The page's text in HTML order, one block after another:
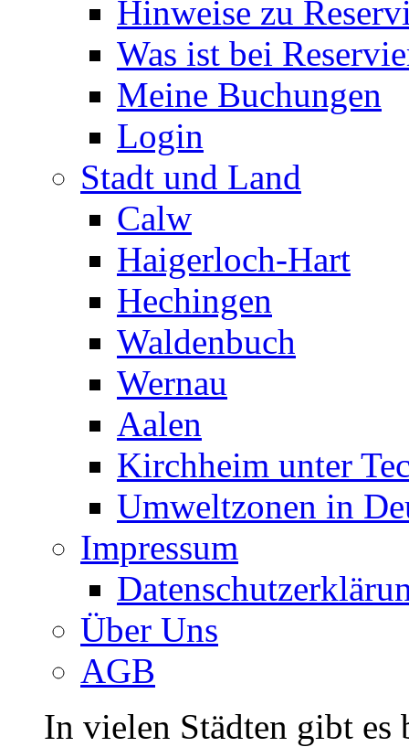
Hinweise zu
Was ist bei
Meine Buchungen
Login
Stadt und Land
Calw
Haigerloch-Hart
Hechingen
Waldenbuch
Wernau
Aalen
Kirchheim unter
Umweltzonen in
Impressum
Über Uns
AGB
In vielen Städten gibt es